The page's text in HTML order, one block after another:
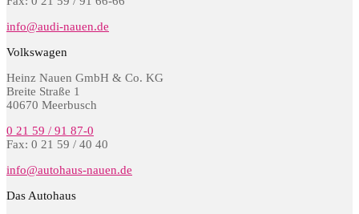
info@audi-nauen.de
Volkswagen
Heinz Nauen GmbH & Co. KG
Breite Straße 1
40670 Meerbusch
0 21 59 / 91 87-0
Fax: 0 21 59 / 40 40
info@autohaus-nauen.de
Das Autohaus